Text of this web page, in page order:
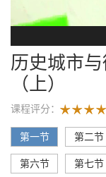
历史城市
（上）
课程评分：
第一节 第二节
第六节 第七节